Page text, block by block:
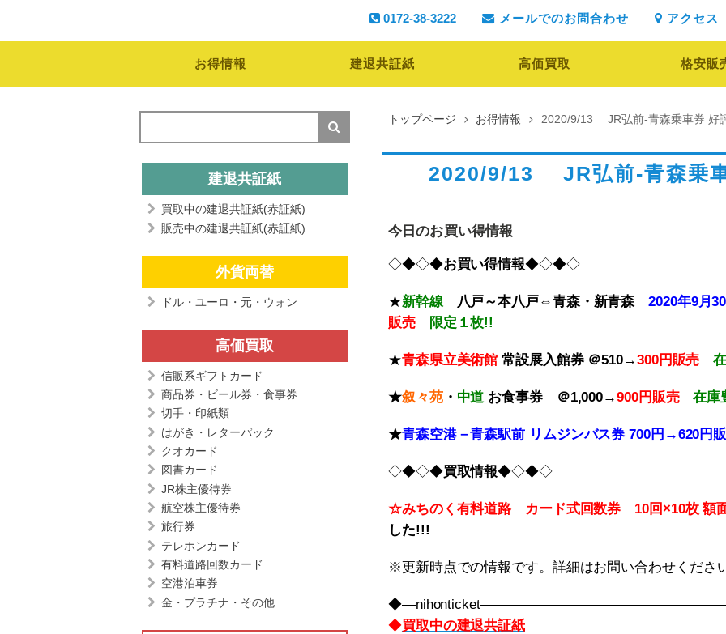
0172-38-3222 メールでのお問合わせ アクセス
お得情報 建退共証紙 高価買取 格安販
トップページ お得情報 2020/9/13 JR弘前-青森乗車券 好
2020/9/13 JR弘前-青森乗
今日のお買い得情報
◇◆◇◆お買い得情報◆◇◆◇
★新幹線八戸～本八戸⇔青森・新青森2020
販売
限定１枚!!
★青森県立美術館 常設展入館券 ＠510→300円販売
★叙々苑・ 中道 お食事券 ＠1,000→900円販売在庫
★青森空港－青森駅前 リムジンバス券 700円→620円
◇◆◇◆買取情報◆◇◆◇
☆みちのく有料道路 カード式回数券 10回×10枚額
した!!!
※更新時点での情報です。詳細はお問い合わせくださ
◆買取中の建退共証紙
建退共証紙
買取中の建退共証紙(赤証紙)
販売中の建退共証紙(赤証紙)
外貨両替
ドル・ユーロ・元・ウォン
高価買取
信販系ギフトカード
商品券・ビール券・食事券
切手・印紙類
はがき・レターパック
クオカード
図書カード
JR株主優待券
航空株主優待券
旅行券
テレホンカード
有料道路回数カード
空港泊車券
金・プラチナ・その他